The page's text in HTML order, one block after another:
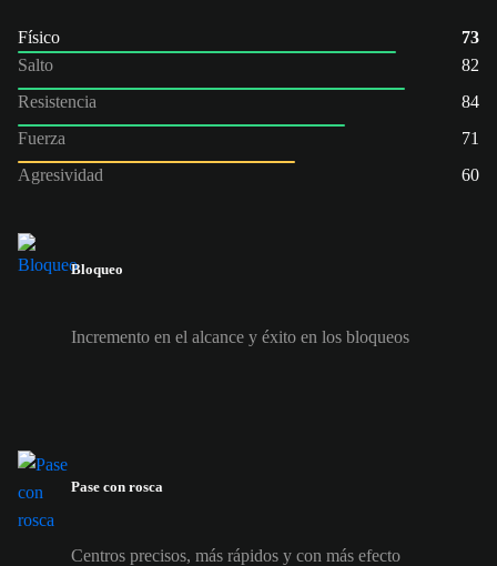
Físico
73
Salto
82
Resistencia
84
Fuerza
71
Agresividad
60
Bloqueo
Incremento en el alcance y éxito en los bloqueos
Pase con rosca
Centros precisos, más rápidos y con más efecto